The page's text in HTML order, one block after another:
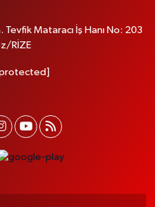
Mataracı İş Hanı No: 203
RİZE
protected]